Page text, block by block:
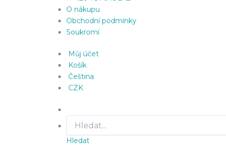
O nákupu
Obchodní podmínky
Soukromí
Můj účet
Košík
Čeština
CZK
Hledat